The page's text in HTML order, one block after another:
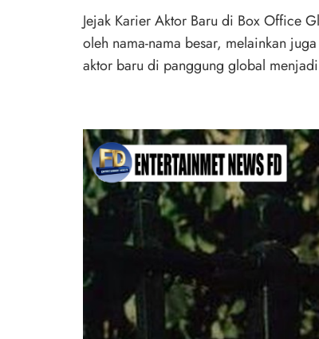
Jejak Karier Aktor Baru di Box Office
oleh nama-nama besar, melainkan
aktor baru di panggung global